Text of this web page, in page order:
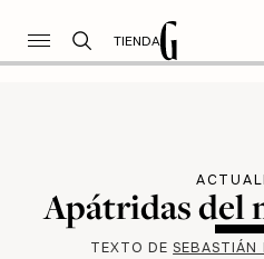
TIENDA
Apátridas del
TEXTO DE SEBASTIÁN